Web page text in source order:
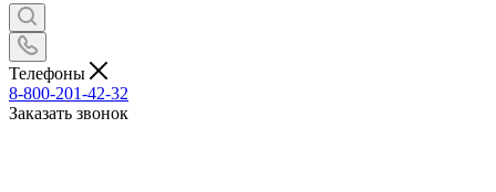
Телефоны
8-800-201-42-32
Заказать звонок